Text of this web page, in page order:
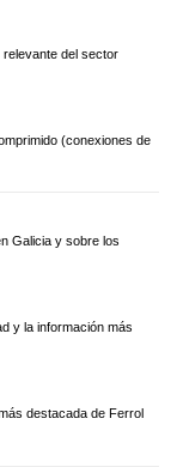
del sector
(conexiones de
Galicia y sobre los
y la información más
destacada de Ferrol